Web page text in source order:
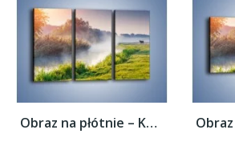
Obraz na płótnie – Koń o poranku –...